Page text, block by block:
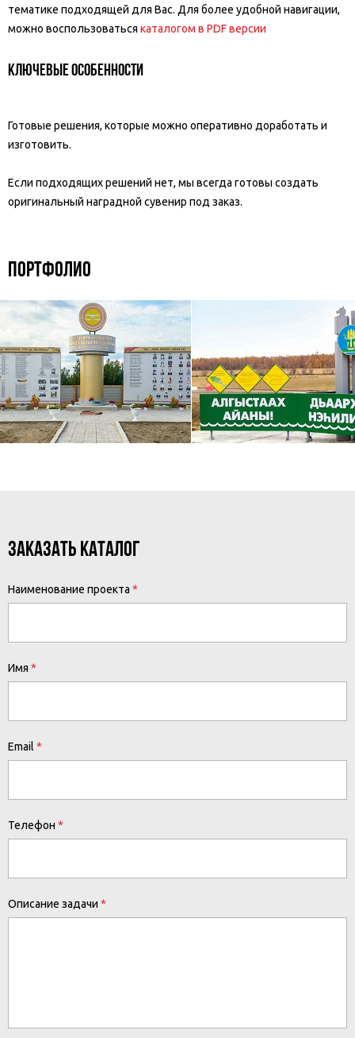
тематике подходящей для Вас. Для более удобной навигации,
можно воспользоватьсякаталогом в PDF версии
Ключевые особенности
Готовые решения, которые можно оперативно доработать и
изготовить.
Если подходящих решений нет, мы всегда готовы создать
оригинальный наградной сувенир под заказ.
ПОРТФОЛИО
ЗАКАЗАТЬ КАТАЛОГ
Наименование проекта
Имя
Email
Телефон
Описание задачи